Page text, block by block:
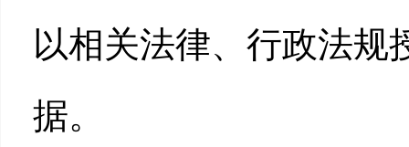
以相关法律、行政法规
据。